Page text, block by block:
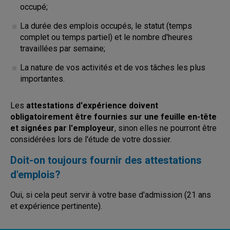
occupé;
La durée des emplois occupés, le statut (temps
complet ou temps partiel) et le nombre d'heures
travaillées par semaine;
La nature de vos activités et de vos tâches les plus
importantes.
Les attestations d'expérience doivent
obligatoirement être fournies sur une feuille en-tête
et signées par l'employeur, sinon elles ne pourront être
considérées lors de l'étude de votre dossier.
Doit-on toujours fournir des attestations
d'emplois?
Oui, si cela peut servir à votre base d'admission (21 ans
et expérience pertinente).